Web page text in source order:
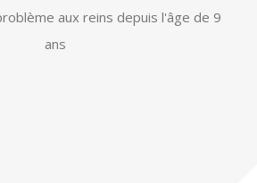
aux reins depuis l'âge de 9
ans